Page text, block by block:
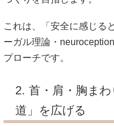
これは、「安全に感じる
ーガル理論・
プローチです。
2. 首・肩・胸ま
道」を広げる